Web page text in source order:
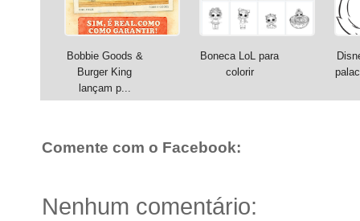
Bobbie Goods &
Burger King
lançam p...
Boneca LoL para
colorir
Comente com o Facebook:
Nenhum comentário: